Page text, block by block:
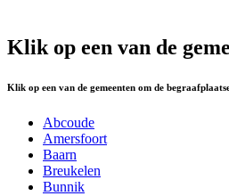
Klik op een van de
Klik op een van de gemeenten om de
Abcoude
Amersfoort
Baarn
Breukelen
Bunnik